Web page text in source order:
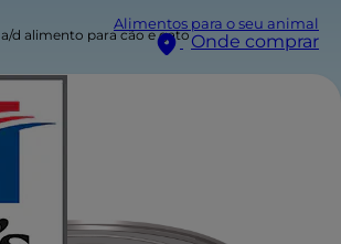
Alimentos para o seu animal
Onde comprar
a/d alimento para cão e gato